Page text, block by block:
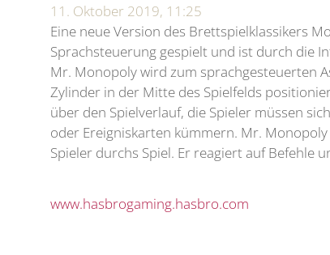
11. Oktober 2019, 11:25
Eine neue Version des Brettspielklassikers
Sprachsteuerung gespielt und ist durch die
Mr. Monopoly wird zum sprachgesteuerten
Zylinder in der Mitte des Spielfelds
über den Spielverlauf, die Spieler müssen
oder Ereigniskarten kümmern. Mr.
Spieler durchs Spiel. Er reagiert auf Befehle
www.hasbrogaming.hasbro.com